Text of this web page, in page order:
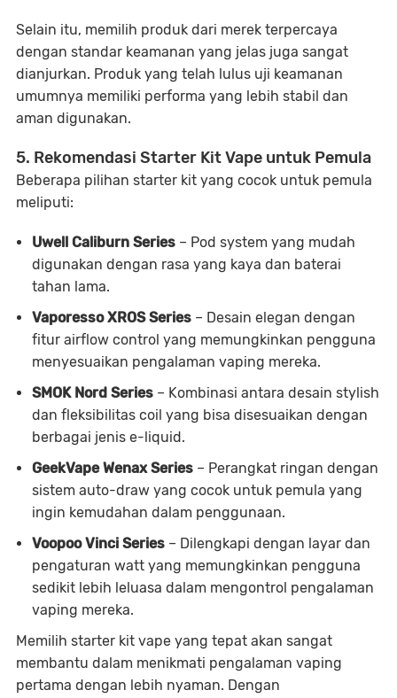
Selain itu, memilih produk dari merek terpercaya
dengan standar keamanan yang jelas juga sangat
dianjurkan. Produk yang telah lulus uji keamanan
umumnya memiliki performa yang lebih stabil dan
aman digunakan.
5. Rekomendasi Starter Kit Vape untuk Pemula
Beberapa pilihan starter kit yang cocok untuk pemula
meliputi:
Uwell Caliburn Series – Pod system yang mudah
digunakan dengan rasa yang kaya dan baterai
tahan lama.
Vaporesso XROS Series – Desain elegan dengan
fitur airflow control yang memungkinkan pengguna
menyesuaikan pengalaman vaping mereka.
SMOK Nord Series – Kombinasi antara desain stylish
dan fleksibilitas coil yang bisa disesuaikan dengan
berbagai jenis e-liquid.
GeekVape Wenax Series – Perangkat ringan dengan
sistem auto-draw yang cocok untuk pemula yang
ingin kemudahan dalam penggunaan.
Voopoo Vinci Series – Dilengkapi dengan layar dan
pengaturan watt yang memungkinkan pengguna
sedikit lebih leluasa dalam mengontrol pengalaman
vaping mereka.
Memilih starter kit vape yang tepat akan sangat
membantu dalam menikmati pengalaman vaping
pertama dengan lebih nyaman. Dengan